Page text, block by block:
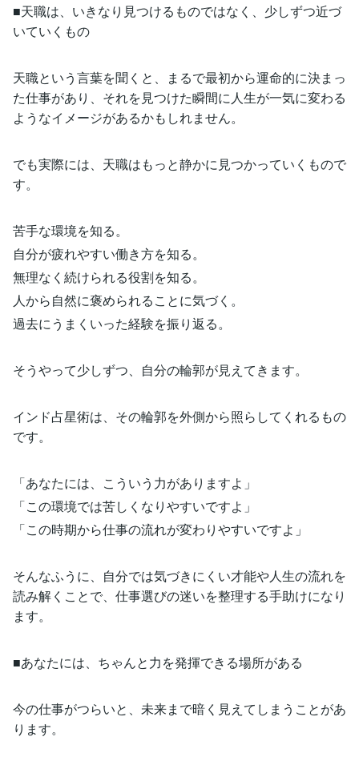
■天職は、いきなり見つけるものではなく、少しずつ近づ
いていくもの
天職という言葉を聞くと、まるで最初から運命的に決まっ
た仕事があり、それを見つけた瞬間に人生が一気に変わる
ようなイメージがあるかもしれません。
でも実際には、天職はもっと静かに見つかっていくもので
す。
苦手な環境を知る。
自分が疲れやすい働き方を知る。
無理なく続けられる役割を知る。
人から自然に褒められることに気づく。
過去にうまくいった経験を振り返る。
そうやって少しずつ、自分の輪郭が見えてきます。
インド占星術は、その輪郭を外側から照らしてくれるもの
です。
「あなたには、こういう力がありますよ」
「この環境では苦しくなりやすいですよ」
「この時期から仕事の流れが変わりやすいですよ」
そんなふうに、自分では気づきにくい才能や人生の流れを
読み解くことで、仕事選びの迷いを整理する手助けになり
ます。
■あなたには、ちゃんと力を発揮できる場所がある
今の仕事がつらいと、未来まで暗く見えてしまうことがあ
ります。